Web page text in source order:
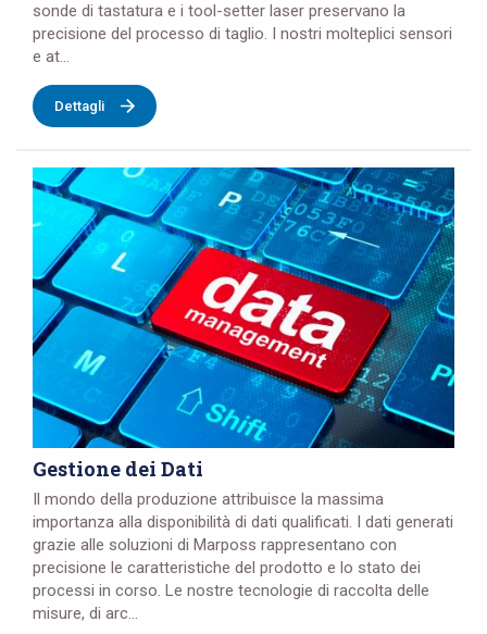
sonde di tastatura e i tool-setter laser preservano la
precisione del processo di taglio. I nostri molteplici sensori
e at...
Dettagli
Gestione dei Dati
Il mondo della produzione attribuisce la massima
importanza alla disponibilità di dati qualificati. I dati generati
grazie alle soluzioni di Marposs rappresentano con
precisione le caratteristiche del prodotto e lo stato dei
processi in corso. Le nostre tecnologie di raccolta delle
misure, di arc...